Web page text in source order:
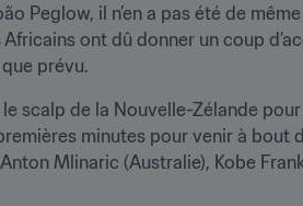
Peglow, il n’en a pas été de
ont dû donner un coup
prévu.
le scalp de la Nouvelle-Zélande
minutes pour venir à bout
Mlinaric (Australie), Kobe